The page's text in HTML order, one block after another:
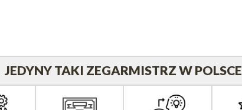
JEDYNY TAKI ZEGARMISTRZ W POLSCE